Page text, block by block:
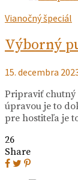
Vianočný špeciál
Výborný
15. decembra
Pripraviť chutný
úpravou je to
pre hostiteľa je
26
Share